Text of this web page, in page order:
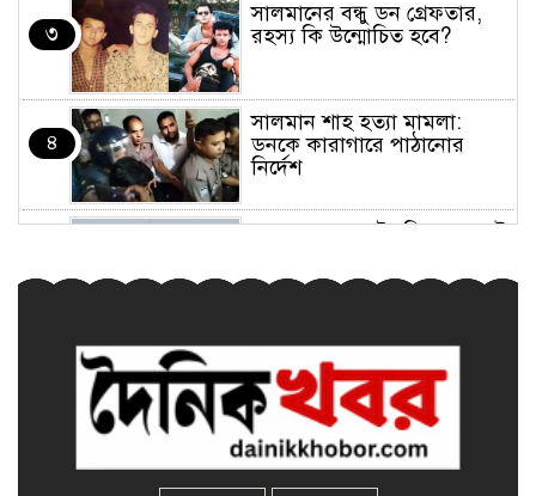
৩
সালমানের বন্ধু ডন গ্রেফতার,
রহস্য কি উন্মোচিত হবে?
৪
সালমান শাহ হত্যা মামলা:
ডনকে কারাগারে পাঠানোর
নির্দেশ
৩৫ বছর পর রাষ্ট্রপতি পদে ভোট
যোগ্যতা
মমতা ব্যানার্জীর গাড়িতে হামলা,
বললেন মারা যেতে পারতাম
তারেক রহমানের সঙ্গে নরেন্দ্র
মোদির সাক্ষাৎ হলে অনেক